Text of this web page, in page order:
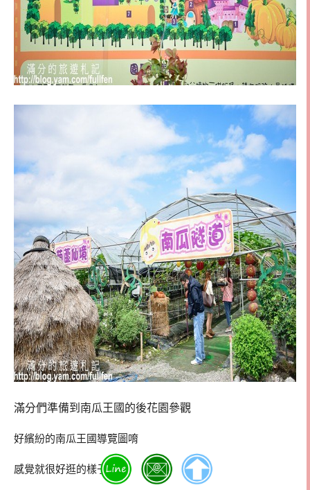
滿分們準備到南瓜王國的後花園參觀
好繽紛的南瓜王國導覽圖唷
感覺就很好逛的樣子